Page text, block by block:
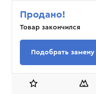
Продано!
Товар закончился
Подобрать замену